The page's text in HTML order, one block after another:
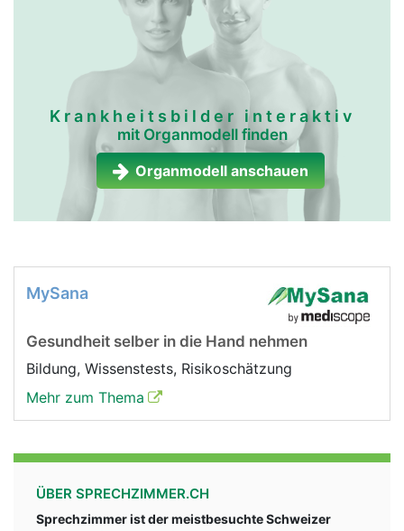
Krankheitsbilder interaktiv
mit Organmodell finden
Organmodell anschauen
MySana
Gesundheit selber in die Hand nehmen
Bildung, Wissenstests, Risikoschätzung
Mehr zum Thema
ÜBER SPRECHZIMMER.CH
Sprechzimmer ist der meistbesuchte Schweizer